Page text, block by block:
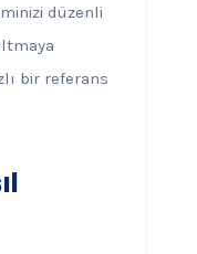
düzenli
bir referans